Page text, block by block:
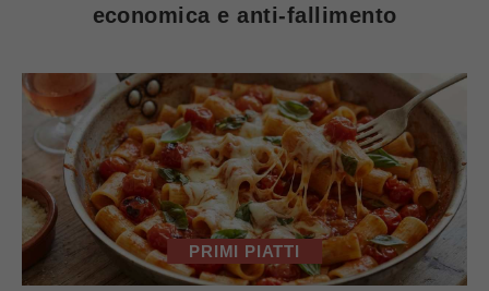
economica e anti-fallimento
PRIMI PIATTI